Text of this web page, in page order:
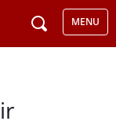
MENU